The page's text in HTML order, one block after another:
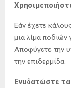
Εάν έχετε
μια λίμα ποδιών
Αποφύγετε την
την επιδερμίδα.
Ενυδατώστε τα